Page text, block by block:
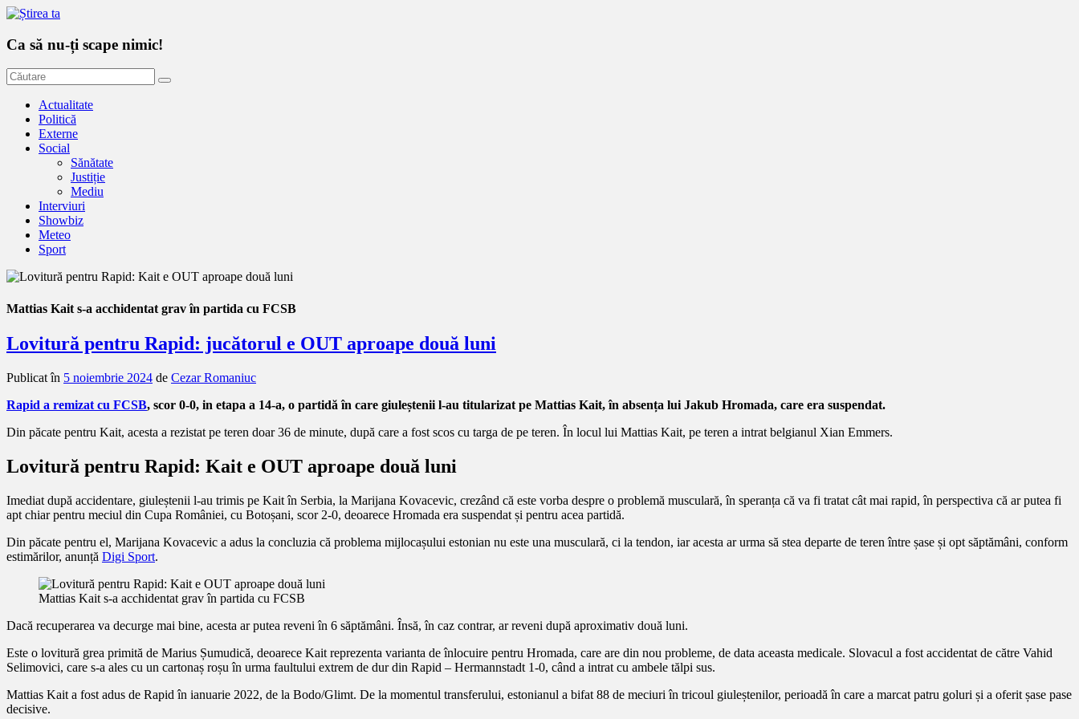
Ca să nu-ți scape nimic!
Actualitate
Politică
Externe
Social
Sănătate
Justiție
Mediu
Interviuri
Showbiz
Meteo
Sport
Mattias Kait s-a acchidentat grav în partida cu FCSB
Lovitură pentru Rapid: jucătorul e OUT aproape două luni
Publicat în 5 noiembrie 2024 de Cezar Romaniuc
Rapid a remizat cu FCSB, scor 0-0, in etapa a 14-a, o partidă în care giuleștenii l-au titularizat pe Mattias Kait, în absența lui Jakub Hromada, care era suspendat.
Din păcate pentru Kait, acesta a rezistat pe teren doar 36 de minute, după care a fost scos cu targa de pe teren. În locul lui Mattias Kait, pe teren a intrat belgianul Xian Emmers.
Lovitură pentru Rapid: Kait e OUT aproape două luni
Imediat după accidentare, giuleștenii l-au trimis pe Kait în Serbia, la Marijana Kovacevic, crezând că este vorba despre o problemă musculară, în speranța că va fi tratat cât mai rapid, în perspectiva că ar putea fi
apt chiar pentru meciul din Cupa României, cu Botoșani, scor 2-0, deoarece Hromada era suspendat și pentru acea partidă.
Din păcate pentru el, Marijana Kovacevic a adus la concluzia că problema mijlocașului estonian nu este una musculară, ci la tendon, iar acesta ar urma să stea departe de teren între șase și opt săptămâni, conform
estimărilor, anunță Digi Sport.
Mattias Kait s-a acchidentat grav în partida cu FCSB
Dacă recuperarea va decurge mai bine, acesta ar putea reveni în 6 săptămâni. Însă, în caz contrar, ar reveni după aproximativ două luni.
Este o lovitură grea primită de Marius Șumudică, deoarece Kait reprezenta varianta de înlocuire pentru Hromada, care are din nou probleme, de data aceasta medicale. Slovacul a fost accidentat de către Vahid
Selimovici, care s-a ales cu un cartonaș roșu în urma faultului extrem de dur din Rapid – Hermannstadt 1-0, când a intrat cu ambele tălpi sus.
Mattias Kait a fost adus de Rapid în ianuarie 2022, de la Bodo/Glimt. De la momentul transferului, estonianul a bifat 88 de meciuri în tricoul giuleștenilor, perioadă în care a marcat patru goluri și a oferit șase pase
decisive.